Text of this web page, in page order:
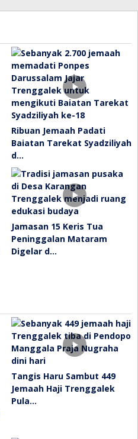
Ribuan Jemaah Padati
Baiatan Tarekat Syadziliyah
d…
Jamasan 15 Keris Tua
Peninggalan Mataram
Digelar d…
Tangis Haru Sambut 449
Jemaah Haji Trenggalek
Pula…